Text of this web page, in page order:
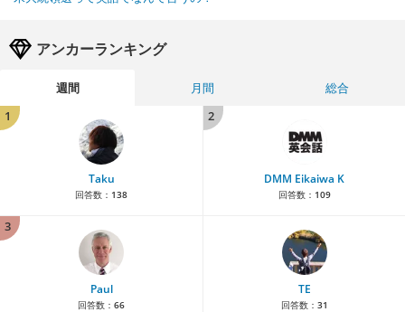
アンカーランキング
週間 月間
総合
1
Taku
回答数： 138
2
DMM Eikaiwa K
回答数： 109
3
Paul
回答数： 66
TE
回答数： 31